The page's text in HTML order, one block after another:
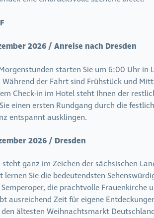
2026 / Anreise nach Dresden
starten Sie um 6:00 Uhr in
Während der Fahrt sind Frühstück und
Check-in im Hotel steht Ihnen der
einen ersten Rundgang durch die
entspannt ausklingen.
2026 / Dresden
ganz im Zeichen der sächsischen
Sie die bedeutendsten
die prachtvolle Frauenkirche
ausreichend Zeit für eigene
ältesten Weihnachtsmarkt